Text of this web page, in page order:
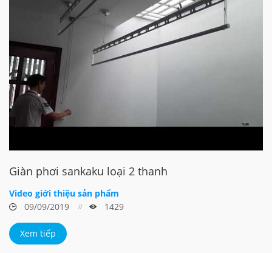
Giàn phơi sankaku loại 2 thanh
Video giới thiệu sản phẩm
09/09/2019
1429
Xem tiếp